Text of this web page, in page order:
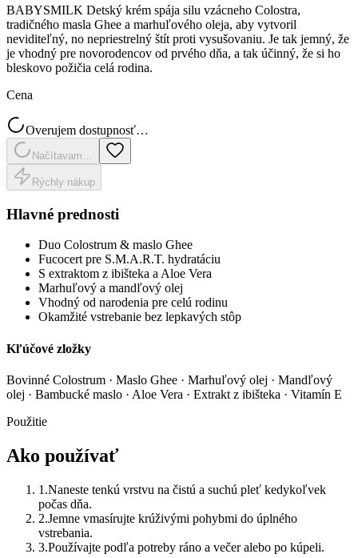
BABYSMILK Detský krém spája silu vzácneho Colostra,
tradičného masla Ghee a marhuľového oleja, aby vytvoril
neviditeľný, no nepriestrelný štít proti vysušovaniu. Je tak jemný, že
je vhodný pre novorodencov od prvého dňa, a tak účinný, že si ho
bleskovo požičia celá rodina.
Cena
Overujem dostupnosť…
Načítavam…
Rýchly nákup
Hlavné prednosti
Duo Colostrum & maslo Ghee
Fucocert pre S.M.A.R.T. hydratáciu
S extraktom z ibišteka a Aloe Vera
Marhuľový a mandľový olej
Vhodný od narodenia pre celú rodinu
Okamžité vstrebanie bez lepkavých stôp
Kľúčové zložky
Bovinné Colostrum · Maslo Ghee · Marhuľový olej · Mandľový
olej · Bambucké maslo · Aloe Vera · Extrakt z ibišteka · Vitamín E
Použitie
Ako používať
1 .Naneste tenkú vrstvu na čistú a suchú pleť kedykoľvek
počas dňa.
2.Jemne vmasírujte krúživými pohybmi do úplného
vstrebania.
3.Používajte podľa potreby ráno a večer alebo po kúpeli.